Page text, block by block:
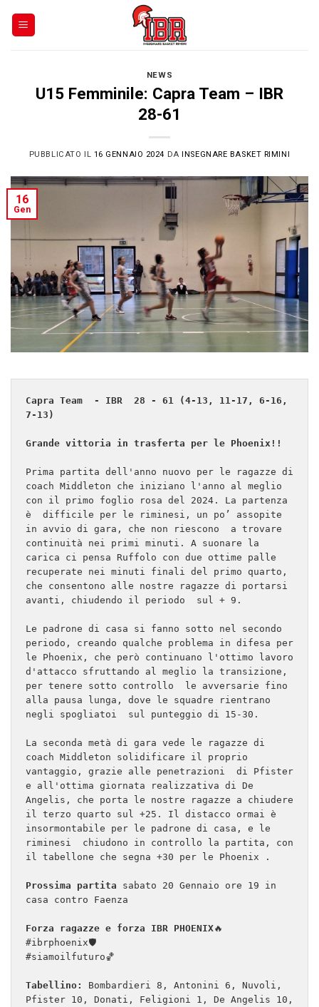
NEWS
U15 Femminile: Capra Team – IBR
28-61
PUBBLICATO IL 16 GENNAIO 2024 DAINSEGNARE BASKET RIMINI
16
Gen
Capra Team  - IBR  28 - 61 (4-13, 11-17, 6-16,
7-13)
Grande vittoria in trasferta per le Phoenix!!
Prima partita dell'anno nuovo per le ragazze di
coach Middleton che iniziano l'anno al meglio
con il primo foglio rosa del 2024. La partenza
è  difficile per le riminesi, un po’ assopite
in avvio di gara, che non riescono  a trovare
continuità nei primi minuti. A suonare la
carica ci pensa Ruffolo con due ottime palle
recuperate nei minuti finali del primo quarto,
che consentono alle nostre ragazze di portarsi
avanti, chiudendo il periodo  sul + 9.
Le padrone di casa si fanno sotto nel secondo
periodo, creando qualche problema in difesa per
le Phoenix, che però continuano l'ottimo lavoro
d'attacco sfruttando al meglio la transizione,
per tenere sotto controllo  le avversarie fino
alla pausa lunga, dove le squadre rientrano
negli spogliatoi  sul punteggio di 15-30.
La seconda metà di gara vede le ragazze di
coach Middleton solidificare il proprio
vantaggio, grazie alle penetrazioni  di Pfister
e all'ottima giornata realizzativa di De
Angelis, che porta le nostre ragazze a chiudere
il terzo quarto sul +25. Il distacco ormai è
insormontabile per le padrone di casa, e le
riminesi  chiudono in controllo la partita, con
il tabellone che segna +30 per le Phoenix .
Prossima partita sabato 20 Gennaio ore 19 in
casa contro Faenza
Forza ragazze e forza IBR PHOENIX🔥
#ibrphoenix🛡
#siamoilfuturo🏀
Tabellino:
Bombardieri 8, Antonini 6, Nuvoli,
Pfister 10, Donati, Feligioni 1, De Angelis 10,